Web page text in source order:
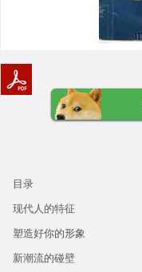
目录
现代人的特征
塑造好你的形象
新潮流的碰壁